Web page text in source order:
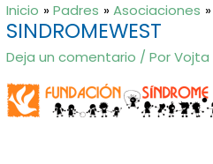
Inicio Padres Asociaciones
SINDROMEWEST
Deja un comentario / PorVojta